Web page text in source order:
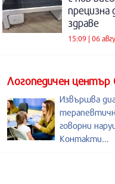
прецизна
здраве
15:09 | 06
Логопедичен център
Извършва
говорни
Контакти...